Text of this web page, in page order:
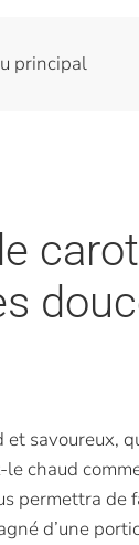
principal
savoureux,
chaud
permettra de
d’une